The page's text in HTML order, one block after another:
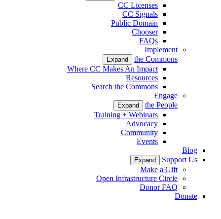
CC Licenses
CC Signals
Public Domain
Chooser
FAQs
Implement
the Commons
Expand
Where CC Makes An Impact
Resources
Search the Commons
Engage
the People
Expand
Training + Webinars
Advocacy
Community
Events
Blog
Support Us
Expand
Make a Gift
Open Infrastructure Circle
Donor FAQ
Donate